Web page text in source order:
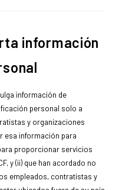
información
información de
personal solo a
y organizaciones
esa información para
proporcionar servicios
y (ii) que han acordado no
empleados, contratistas y